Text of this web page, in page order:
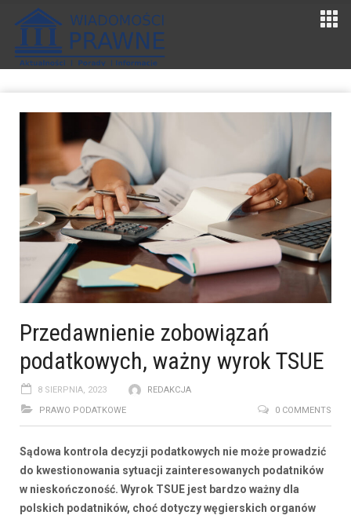
Przedawnienie zobowiązań
podatkowych, ważny wyrok TSUE
8 SIERPNIA, 2023
REDAKCJA
PRAWO PODATKOWE
0 COMMENTS
Sądowa kontrola decyzji podatkowych nie może prowadzić
do kwestionowania sytuacji zainteresowanych podatników
w nieskończoność. Wyrok TSUE jest bardzo ważny dla
polskich podatników, choć dotyczy węgierskich organów